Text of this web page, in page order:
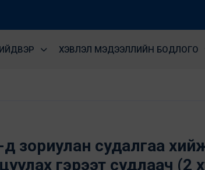
ХЭВЛЭЛ МЭДЭЭЛЛИЙН БОДЛОГО
д зориулан cудалгаа
гэрээт судлаач (2